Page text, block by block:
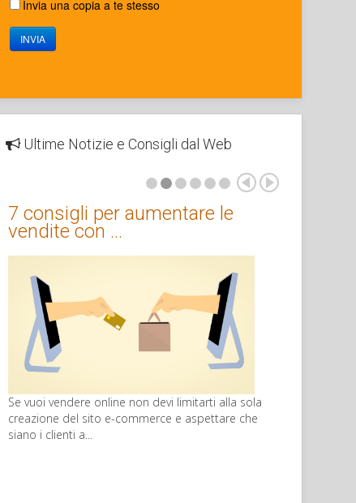
Invia una copia a te stesso
INVIA
Ultime Notizie e Consigli dal Web
7 consigli per aumentare le
vendite con …
Se vuoi vendere online non devi limitarti alla sola
creazione del sito e-commerce e aspettare che
siano i clienti a...